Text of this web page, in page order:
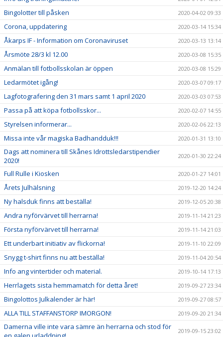
Bingolotter till påsken 2020-04-02 09:33
Corona, uppdatering 2020-03-14 15:34
Åkarps IF - Information om Coronaviruset 2020-03-13 13:14
Årsmöte 28/3 kl 12.00 2020-03-08 15:35
Anmälan till fotbollsskolan är öppen 2020-03-08 15:29
Ledarmötet igång! 2020-03-07 09:17
Lagfotografering den 31 mars samt 1 april 2020 2020-03-03 07:53
Passa på att köpa fotbollsskor... 2020-02-07 14:55
Styrelsen informerar... 2020-02-06 22:13
Missa inte vår magiska Badhandduk!!! 2020-01-31 13:10
Dags att nominera till Skånes Idrottsledarstipendier
2020!
2020-01-30 22:24
Full Rulle i Kiosken 2020-01-27 14:01
Årets Julhälsning 2019-12-20 14:24
Ny halsduk finns att beställa! 2019-12-05 20:38
Andra nyförvärvet till herrarna! 2019-11-14 21:23
Första nyförvärvet till herrarna! 2019-11-14 21:03
Ett underbart initiativ av flickorna! 2019-11-10 22:09
Snygg t-shirt finns nu att beställa! 2019-11-04 20:54
Info ang vintertider och material. 2019-10-14 17:13
Herrlagets sista hemmamatch för detta året! 2019-09-27 23:34
Bingolottos Julkalender är här! 2019-09-27 08:57
ALLA TILL STAFFANSTORP IMORGON! 2019-09-20 21:34
Damerna ville inte vara sämre än herrarna och stod för
2019-09-15 23:02